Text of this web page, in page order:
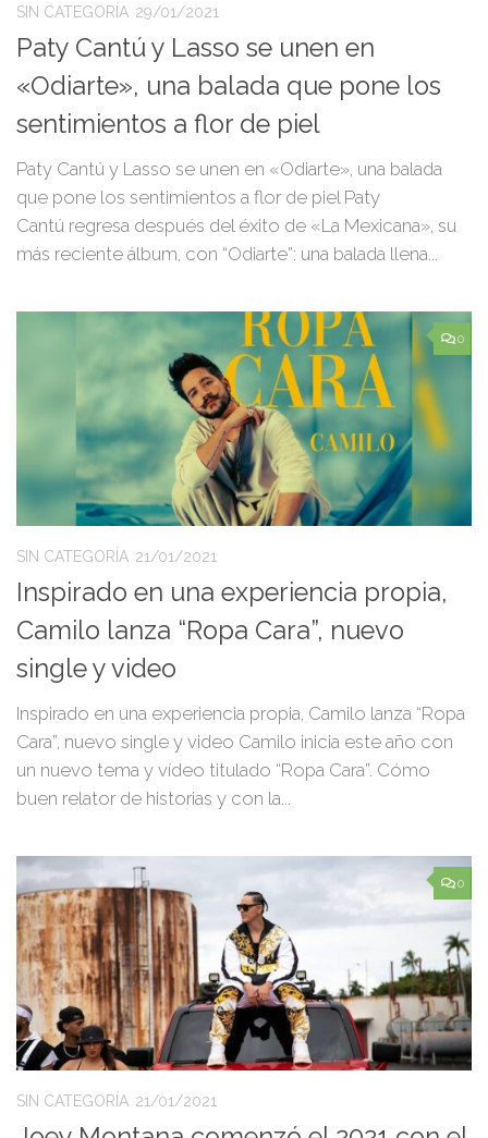
SIN CATEGORÍA 29/01/2021
Paty Cantú y Lasso se unen en
«Odiarte», una balada que pone los
sentimientos a flor de piel
Paty Cantú y Lasso se unen en «Odiarte», una balada
que pone los sentimientos a flor de piel Paty
Cantú regresa después del éxito de «La Mexicana», su
más reciente álbum, con “Odiarte”: una balada llena...
0
SIN CATEGORÍA 21/01/2021
Inspirado en una experiencia propia,
Camilo lanza “Ropa Cara”, nuevo
single y video
Inspirado en una experiencia propia, Camilo lanza “Ropa
Cara”, nuevo single y video Camilo inicia este año con
un nuevo tema y vídeo titulado “Ropa Cara”. Cómo
buen relator de historias y con la...
0
SIN CATEGORÍA 21/01/2021